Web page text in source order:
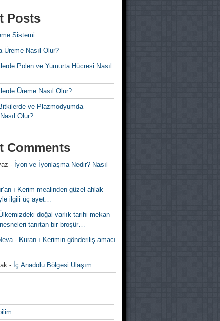
Posts
Sistemi
Üreme Nasıl Olur?
Polen ve Yumurta Hücresi Nasıl
Üreme Nasıl Olur?
ve Plazmodyumda
Olur?
Comments
- İyon ve İyonlaşma Nedir? Nasıl
ı Kerim mealinden güzel ahlak
ilgili üç ayet…
doğal varlık tarihi mekan
tanıtan bir broşür…
- Kuran-ı Kerimin gönderiliş amacı
- İç Anadolu Bölgesi Ulaşım